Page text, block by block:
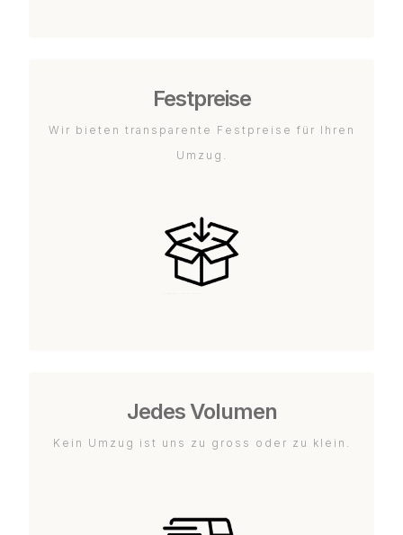
Festpreise
Wir bieten transparente Festpreise für Ihren
Umzug.
Jedes Volumen
Kein Umzug ist uns zu gross oder zu klein.